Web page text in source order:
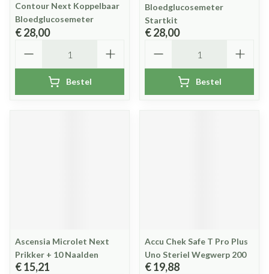
Contour Next Koppelbaar
Bloedglucosemeter
€ 28,00
Bestel
Bloedglucosemeter
Startkit
€ 28,00
Bestel
Ascensia Microlet Next
Prikker + 10 Naalden
€ 15,21
Accu Chek Safe T Pro Plus
Uno Steriel Wegwerp 200
€ 19,88